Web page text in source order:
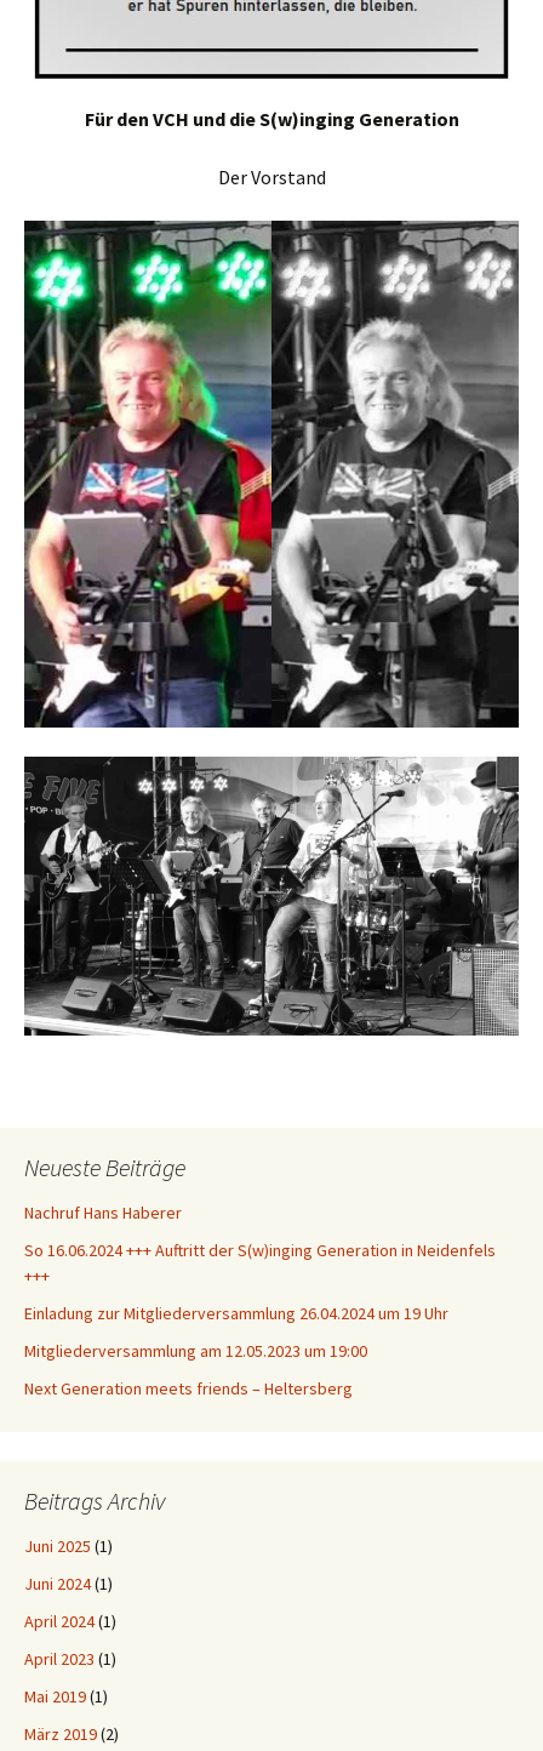
Für den VCH und die S(w)inging Generation
Der Vorstand
Neueste Beiträge
Nachruf Hans Haberer
So 16.06.2024 +++ Auftritt der S(w)inging Generation in Neidenfels
+++
Einladung zur Mitgliederversammlung 26.04.2024 um 19 Uhr
Mitgliederversammlung am 12.05.2023 um 19:00
Next Generation meets friends – Heltersberg
Beitrags Archiv
Juni 2025 (1)
Juni 2024(1)
April 2024(1)
April 2023 (1)
Mai 2019(1)
März 2019(2)